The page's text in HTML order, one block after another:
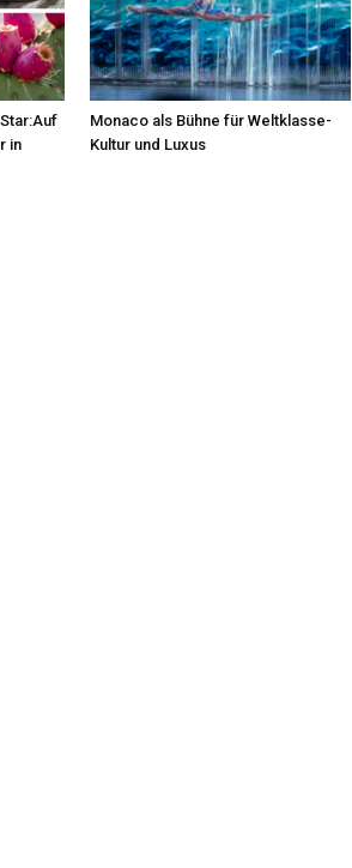
in
Monaco als Bühne für Weltklasse-
Kultur und Luxus